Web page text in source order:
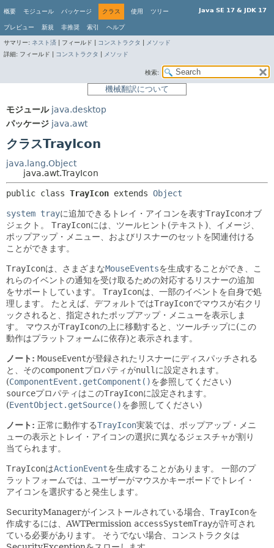
Java SE 17 & JDK 17
概要 モジュール パッケージ クラス 使用 ツリー
プレビュー 新規 非推奨 索引 ヘルプ
サマリー: ネスト済 フィールド | コンストラクタ
メソッド
詳細: フィールド | コンストラクタ メソッド
検索:
機械翻訳について
モジュール java.desktop
パッケージ java.awt
クラスTrayIcon
java.lang.Object
java.awt.TrayIcon
public class TrayIcon extends Object
system trayに追加できるトレイ・アイコンを表すTrayIconオブ
ジェクト。
TrayIconには、ツールヒント(テキスト)、イメージ、
ポップアップ・メニュー、およびリスナーのセットを関連付ける
ことができます。
TrayIconは、さまざまなMouseEventsを生成することができ、こ
れらのイベントの通知を受け取るための対応するリスナーの追加
をサポートしています。
TrayIconは、一部のイベントを自身で処
理します。
たとえば、デフォルトではTrayIconでマウスが右クリ
ックされると、指定されたポップアップ・メニューを表示しま
す。
マウスがTrayIconの上に移動すると、ツールチップに(この
動作はプラットフォームに依存)と表示されます。
ノート: MouseEventが登録されたリスナーにディスパッチされる
と、そのcomponentプロパティがnull に設定されます。
(ComponentEvent.getComponent()を参照してください)
sourceプロパティはこのTrayIconに設定されます。
(EventObject.getSource()を参照してください)
ノート: 正常に動作するTrayIcon実装では、ポップアップ・メニ
ューの表示とトレイ・アイコンの選択に異なるジェスチャが割り
当てられます。
TrayIconはActionEventを生成することがあります。
一部のプ
ラットフォームでは、ユーザーがマウスかキーボードでトレイ・
アイコンを選択すると発生します。
SecurityManagerがインストールされている場合、 TrayIconを
作成するには、AWTPermission accessSystemTrayが許可され
ている必要があります。
そうでない場合、コンストラクタは